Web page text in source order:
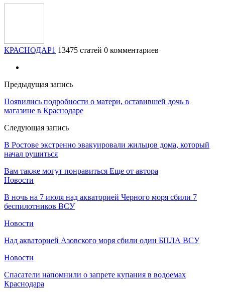
КРАСНОДАР1 13475 статей 0 комментариев
Предыдущая запись
Появились подробности о матери, оставившей дочь в
магазине в Краснодаре
Следующая запись
В Ростове экстренно эвакуировали жильцов дома, который
начал рушиться
Вам также могут понравиться Еще от автора
Новости
В ночь на 7 июля над акваторией Черного моря сбили 7
беспилотников ВСУ
Новости
Над акваторией Азовского моря сбили один БПЛА ВСУ
Новости
Спасатели напомнили о запрете купания в водоемах
Краснодара